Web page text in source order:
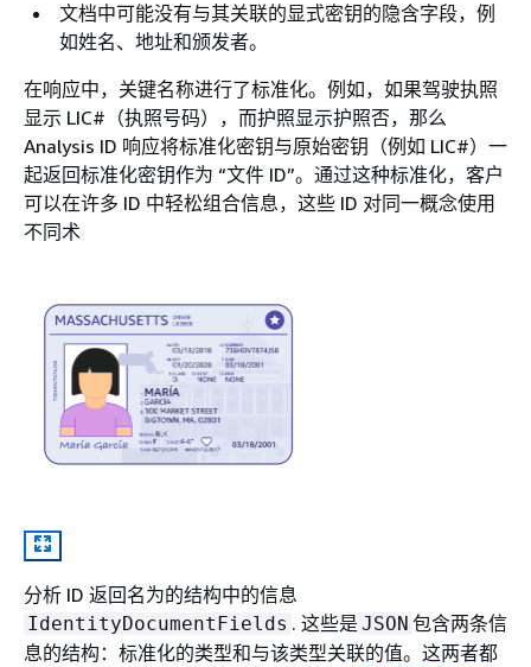
文档中可能没有与其关联的显式密钥的隐含字段，例
如姓名、地址和颁发者。
在响应中，关键名称进行了标准化。例如，如果驾驶执照
显示 LIC#（执照号码），而护照显示护照否，那么
Analysis ID 响应将标准化密钥与原始密钥（例如 LIC#）一
起返回标准化密钥作为 “文件 ID”。通过这种标准化，客户
可以在许多 ID 中轻松组合信息，这些 ID 对同一概念使用
不同术
分析 ID 返回名为的结构中的信息
IdentityDocumentFields . 这些是 JSON 包含两条信
息的结构：标准化的类型和与该类型关联的值。这两者都